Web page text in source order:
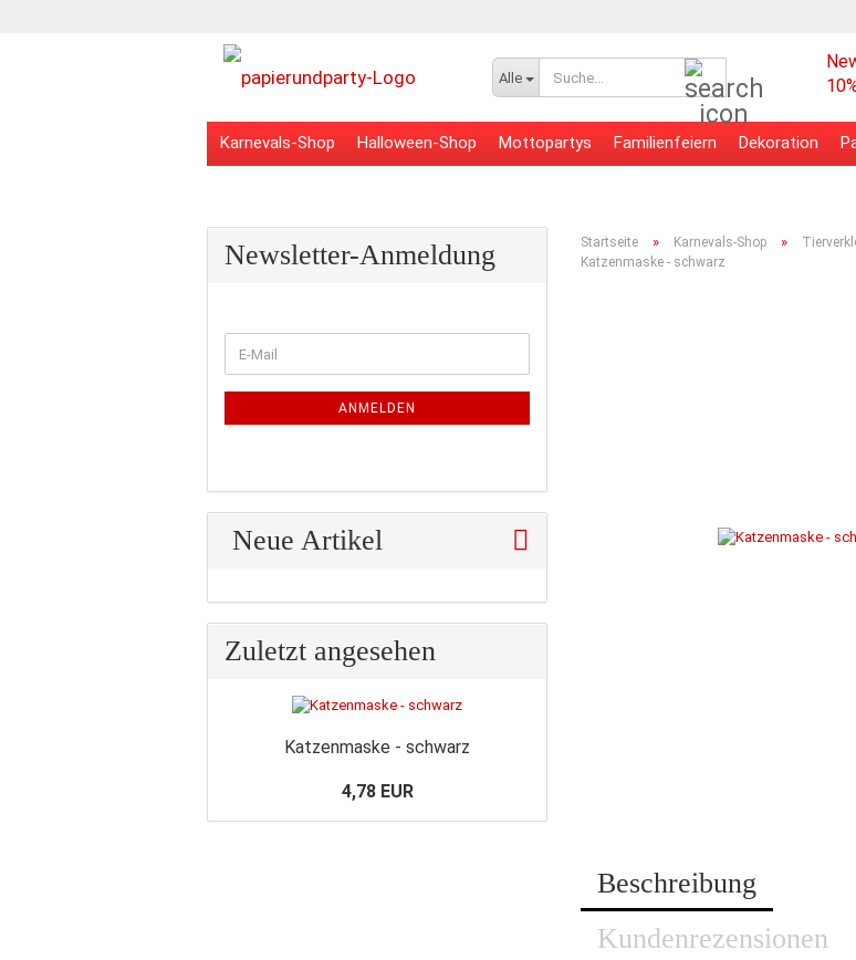
Alle
Karnevals-Shop Halloween-Shop Mottopartys Familienfeiern Dekoration
Startseite » Karnevals-Shop »
Katzenmaske - schwarz
Beschreibung
Kundenrezensionen
Newsletter-Anmeldung
ZUR
E-
Mail
ANMELDEN
Neue Artikel
Zuletzt angesehen
Katzenmaske - schwarz
4,78 EUR